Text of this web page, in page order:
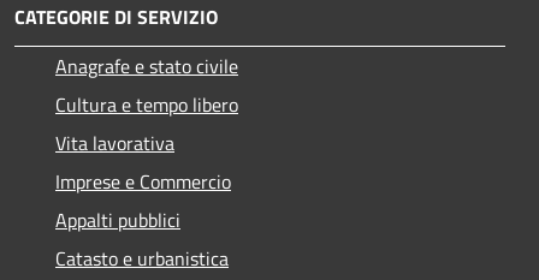
CATEGORIE DI SERVIZIO
Anagrafe e stato civile
Cultura e tempo libero
Vita lavorativa
Imprese e Commercio
Appalti pubblici
Catasto e urbanistica